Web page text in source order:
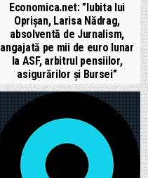
Economica.net: ”Iubita lui
Oprișan, Larisa Nădrag,
absolventă de Jurnalism,
angajată pe mii de euro lunar
la ASF, arbitrul pensiilor,
asigurărilor și Bursei”